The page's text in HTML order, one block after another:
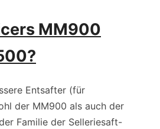
MM900
Entsafter (für
der MM900 als auch der
Familie der Selleriesaft-